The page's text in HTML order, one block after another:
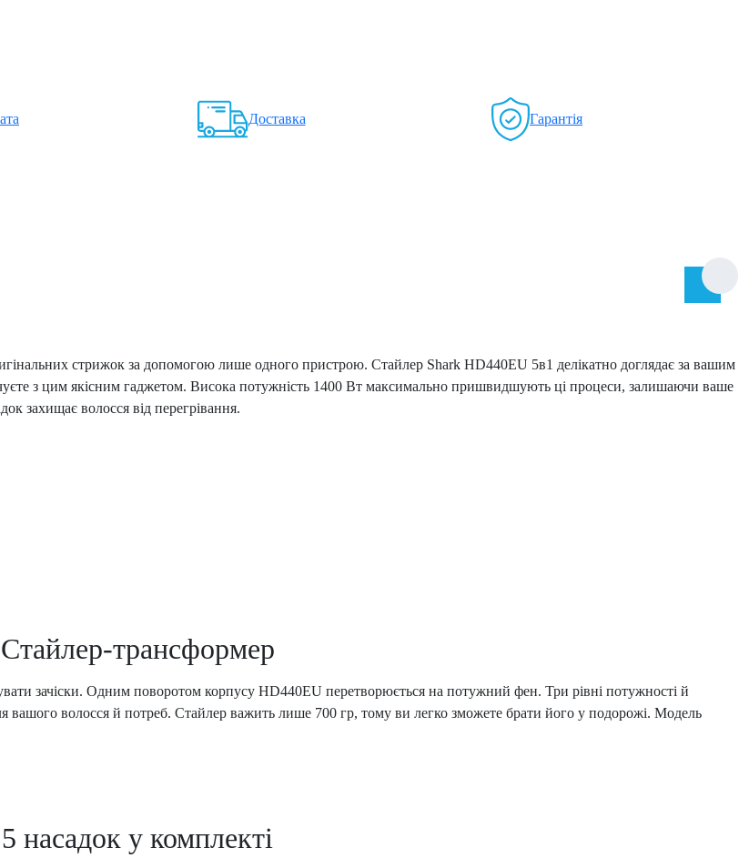
Доставка Гарантія
стрижок за допомогою лише одного пристрою. Стайлер Shark HD440EU 5в1 делікатно доглядає за вашим
з цим якісним гаджетом. Висока потужність 1400 Вт максимально пришвидшують ці процеси, залишаючи ваше
захищає волосся від перегрівання.
Стайлер-трансформер
зачіски. Одним поворотом корпусу HD440EU перетворюється на потужний фен. Три рівні потужності й
вашого волосся й потреб. Стайлер важить лише 700 гр, тому ви легко зможете брати його у подорожі. Модель
5 насадок у комплекті